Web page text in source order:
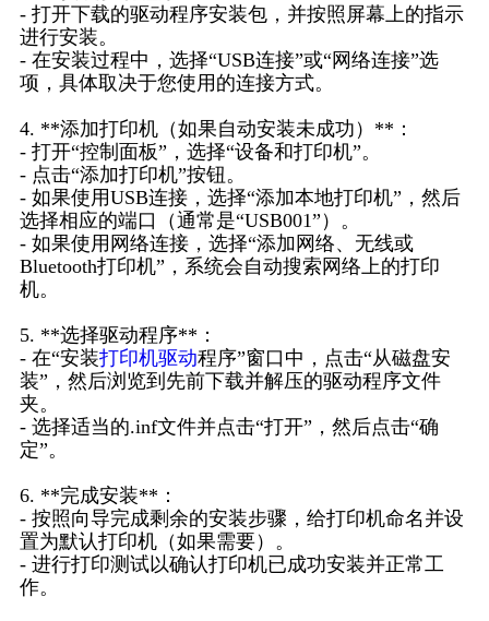
- 打开下载的驱动程序安装包，并按照屏幕上的指示
进行安装。
- 在安装过程中，选择“USB连接”或“网络连接”选
项，具体取决于您使用的连接方式。
4. **添加打印机（如果自动安装未成功）**：
- 打开“控制面板”，选择“设备和打印机”。
- 点击“添加打印机”按钮。
- 如果使用USB连接，选择“添加本地打印机”，然后
选择相应的端口（通常是“USB001”）。
- 如果使用网络连接，选择“添加网络、无线或
Bluetooth打印机”，系统会自动搜索网络上的打印
机。
5. **选择驱动程序**：
- 在“安装打印机驱动程序”窗口中，点击“从磁盘安
装”，然后浏览到先前下载并解压的驱动程序文件
夹。
- 选择适当的.inf文件并点击“打开”，然后点击“确
定”。
6. **完成安装**：
- 按照向导完成剩余的安装步骤，给打印机命名并设
置为默认打印机（如果需要）。
- 进行打印测试以确认打印机已成功安装并正常工
作。